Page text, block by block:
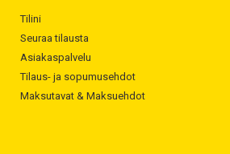
Tilini
Seuraa tilausta
Asiakaspalvelu
Tilaus- ja sopumusehdot
Maksutavat & Maksuehdot